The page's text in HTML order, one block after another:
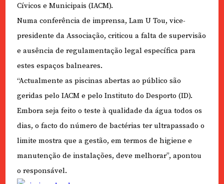
Cívicos e Municipais (IACM).
Numa conferência de imprensa, Lam U Tou, vice-
presidente da Associação, criticou a falta de supervisão
e ausência de regulamentação legal específica para
estes espaços balneares.
“Actualmente as piscinas abertas ao público são
geridas pelo IACM e pelo Instituto do Desporto (ID).
Embora seja feito o teste à qualidade da água todos os
dias, o facto do número de bactérias ter ultrapassado o
limite mostra que a gestão, em termos de higiene e
manutenção de instalações, deve melhorar”, apontou
o responsável.